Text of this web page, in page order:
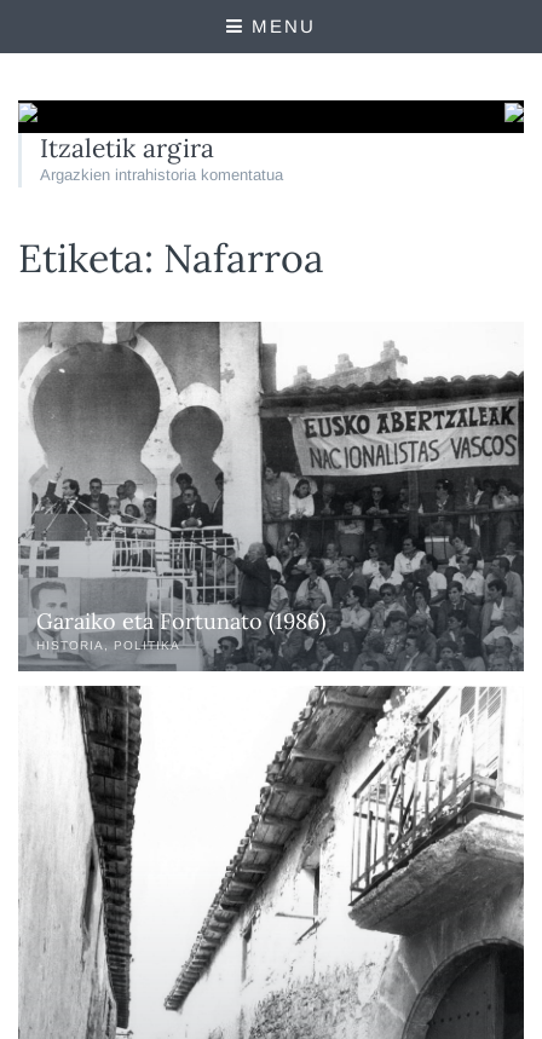
MENU
Itzaletik argira
Argazkien intrahistoria komentatua
Etiketa: Nafarroa
Garaiko eta Fortunato (1986)
HISTORIA POLITIKA